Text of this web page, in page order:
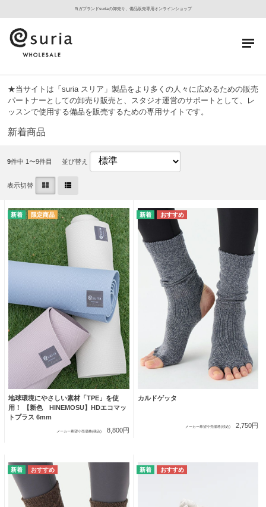
ヨガブランドsuriaの卸売り、備品販売専用オンラインショップ
★当サイトは「suria スリア」製品をより多くの人々に広めるための販売
パートナーとしての卸売り販売と、スタジオ運営のサポートとして、レ
ッスンで使用する備品を販売するための専用サイトです。
新着商品
9件中 1〜9件目 並び替え
表示切替
地球環境にやさしい素材「TPE」を使
用！ 【新色 HINEMOSU】HDエコマッ
トプラス 6mm
メーカー希望小売価格(税込) 8,800円
カルドゲッタ
メーカー希望小売価格(税込) 2,750円